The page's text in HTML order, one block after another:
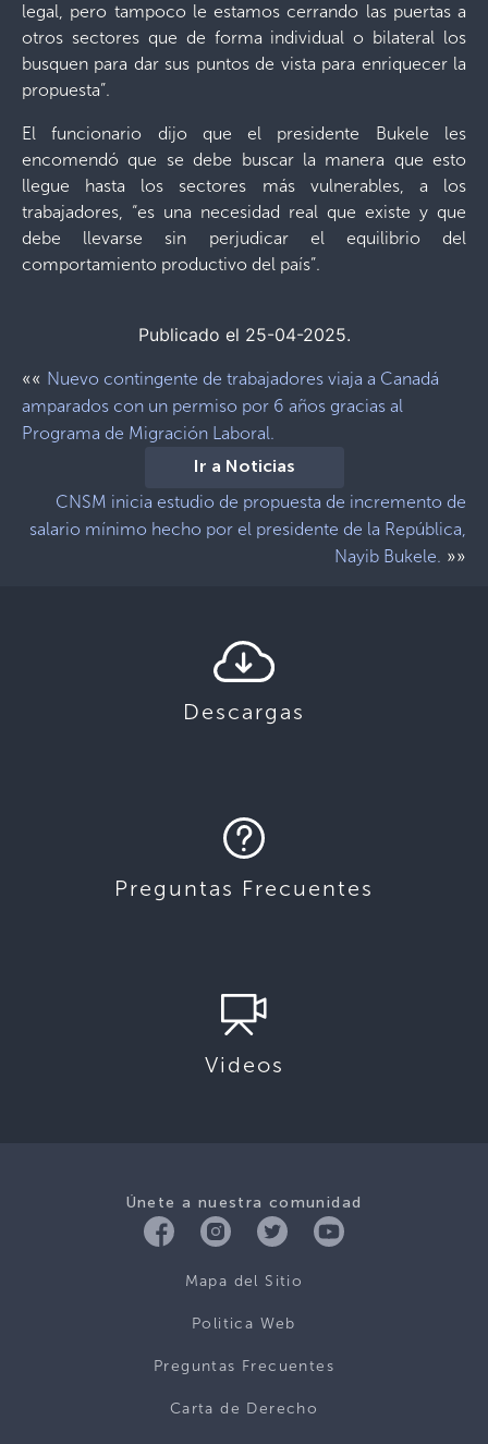
legal, pero tampoco le estamos cerrando las puertas a
otros sectores que de forma individual o bilateral los
busquen para dar sus puntos de vista para enriquecer la
propuesta”.
El funcionario dijo que el presidente Bukele les
encomendó que se debe buscar la manera que esto
llegue hasta los sectores más vulnerables, a los
trabajadores, “es una necesidad real que existe y que
debe llevarse sin perjudicar el equilibrio del
comportamiento productivo del país”.
Publicado el 25-04-2025.
«« Nuevo contingente de trabajadores viaja a Canadá
amparados con un permiso por 6 años gracias al
Programa de Migración Laboral.
Ir a Noticias
CNSM inicia estudio de propuesta de incremento de
salario mínimo hecho por el presidente de la República,
Nayib Bukele. »»
Descargas
Preguntas Frecuentes
Videos
Únete a nuestra comunidad
Mapa del Sitio
Politica Web
Preguntas Frecuentes
Carta de Derecho